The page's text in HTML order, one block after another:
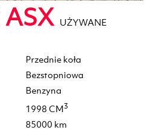
ASX UŻYWANE
Przednie koła
Bezstopniowa
Benzyna
1998 CM3
85000 km